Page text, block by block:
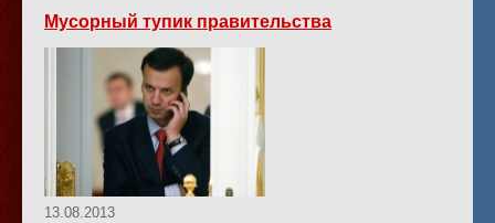
Мусорный тупик правительства
13.08.2013